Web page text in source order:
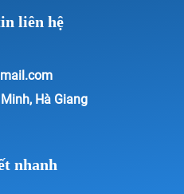
liên hệ
Hà Giang
nhanh